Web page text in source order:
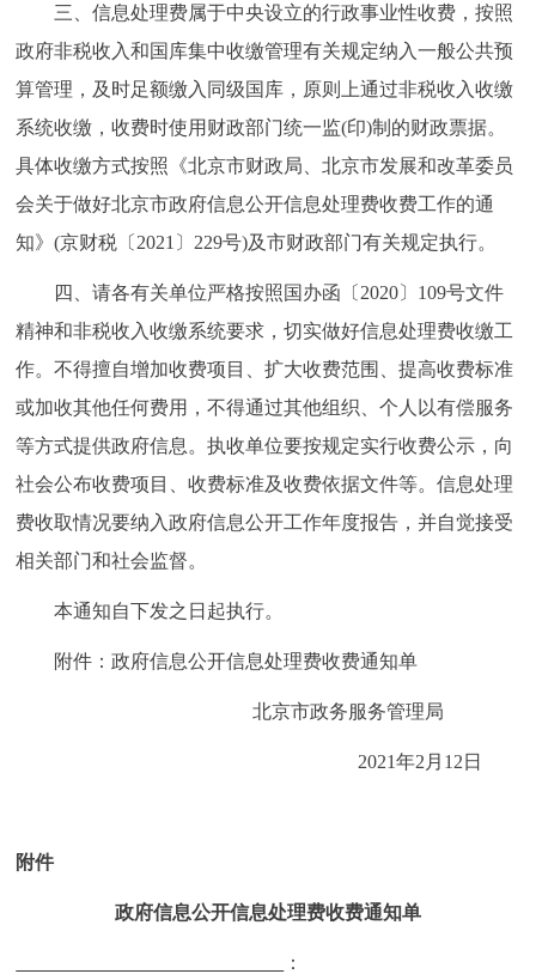
回到顶部
三、信息处理费属于中央设立的行政事业性收费，按照
政府非税收入和国库集中收缴管理有关规定纳入一般公共预
算管理，及时足额缴入同级国库，原则上通过非税收入收缴
系统收缴，收费时使用财政部门统一监(印)制的财政票据。
具体收缴方式按照《北京市财政局、北京市发展和改革委员
会关于做好北京市政府信息公开信息处理费收费工作的通
知》(京财税〔2021〕229号)及市财政部门有关规定执行。
四、请各有关单位严格按照国办函〔2020〕109号文件
精神和非税收入收缴系统要求，切实做好信息处理费收缴工
作。不得擅自增加收费项目、扩大收费范围、提高收费标准
或加收其他任何费用，不得通过其他组织、个人以有偿服务
等方式提供政府信息。执收单位要按规定实行收费公示，向
社会公布收费项目、收费标准及收费依据文件等。信息处理
费收取情况要纳入政府信息公开工作年度报告，并自觉接受
相关部门和社会监督。
本通知自下发之日起执行。
附件：政府信息公开信息处理费收费通知单
北京市政务服务管理局
2021年2月12日
附件
政府信息公开信息处理费收费通知单
：